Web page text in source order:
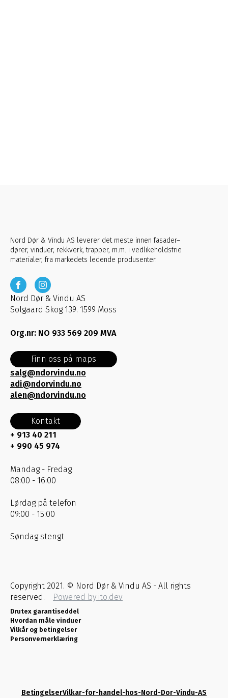
Nord Dør & Vindu AS leverer det meste innen fasader–
dører, vinduer, rekkverk, trapper, m.m. i vedlikeholdsfrie
materialer, fra markedets ledende produsenter.
Nord Dør & Vindu AS
Solgaard Skog 139. 1599 Moss
Org.nr: NO 933 569 209 MVA
Finn oss på maps
salg@ndorvindu.no
adi@ndorvindu.no
alen@ndorvindu.no
Kontakt
+ 913 40 211
+ 990 45 974
Mandag - Fredag
08:00 - 16:00
Lørdag på telefon
09:00 - 15:00
Søndag stengt
Copyright 2021. © Nord Dør & Vindu AS - All rights
reserved.
Powered by ito.dev
Drutex garantiseddel
Hvordan måle vinduer
Vilkår og betingelser
Personvernerklæring
BetingelserVilkar-for-handel-hos-Nord-Dor-Vindu-AS